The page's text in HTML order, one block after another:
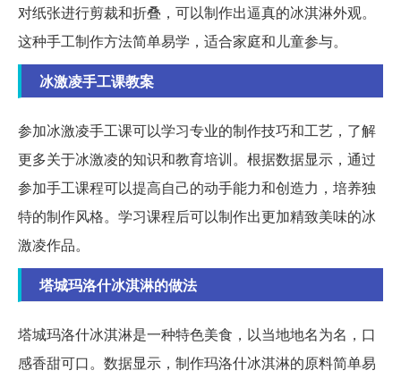
对纸张进行剪裁和折叠，可以制作出逼真的冰淇淋外观。
这种手工制作方法简单易学，适合家庭和儿童参与。
冰激凌手工课教案
参加冰激凌手工课可以学习专业的制作技巧和工艺，了解
更多关于冰激凌的知识和教育培训。根据数据显示，通过
参加手工课程可以提高自己的动手能力和创造力，培养独
特的制作风格。学习课程后可以制作出更加精致美味的冰
激凌作品。
塔城玛洛什冰淇淋的做法
塔城玛洛什冰淇淋是一种特色美食，以当地地名为名，口
感香甜可口。数据显示，制作玛洛什冰淇淋的原料简单易